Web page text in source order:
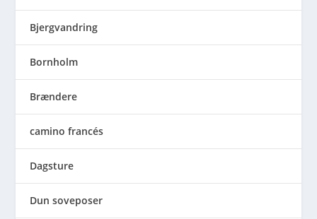
Bjergvandring
Bornholm
Brændere
camino francés
Dagsture
Dun soveposer